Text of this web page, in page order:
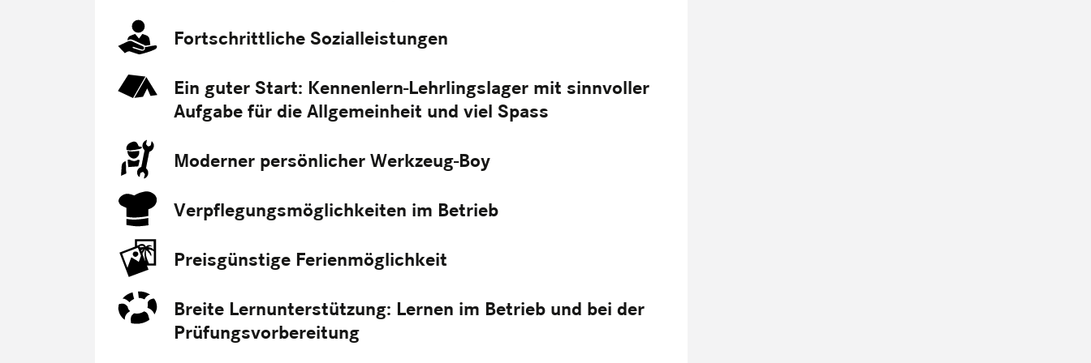
Fortschrittliche Sozialleistungen
Ein guter Start: Kennenlern-Lehrlingslager mit sinnvoller
Aufgabe für die Allgemeinheit und viel Spass
Moderner persönlicher Werkzeug-Boy
Verpflegungsmöglichkeiten im Betrieb
Preisgünstige Ferienmöglichkeit
Breite Lernunterstützung: Lernen im Betrieb und bei der
Prüfungsvorbereitung